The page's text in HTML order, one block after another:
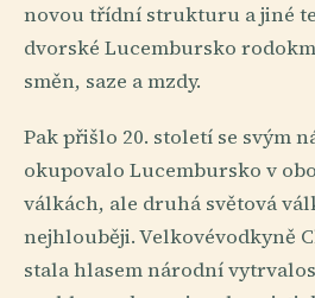
novou třídní strukturu a jiné
dvorské Lucembursko
směn, saze a mzdy.
Pak přišlo 20. století se svým
okupovalo Lucembursko v
válkách, ale druhá světová
nejhlouběji. Velkovévodkyně
stala hlasem národní